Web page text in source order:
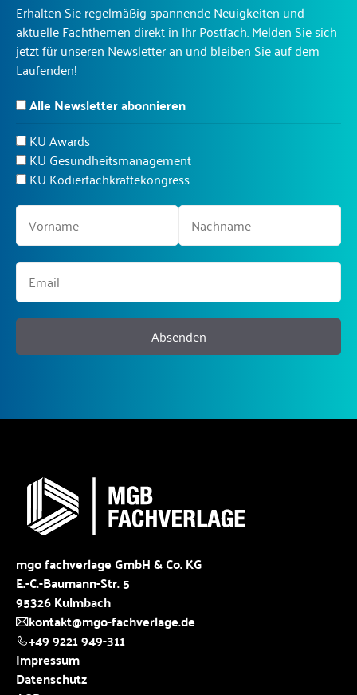
Erhalten Sie regelmäßig spannende Neuigkeiten und
aktuelle Fachthemen direkt in Ihr Postfach. Melden Sie sich
jetzt für unseren Newsletter an und bleiben Sie auf dem
Laufenden!
Alle Newsletter abonnieren
KU Awards
KU Gesundheitsmanagement
KU Kodierfachkräftekongress
Absenden
mgo fachverlage GmbH & Co. KG
E.-C.-Baumann-Str. 5
95326 Kulmbach
kontakt@mgo-fachverlage.de
+49 9221 949-311
Impressum
Datenschutz